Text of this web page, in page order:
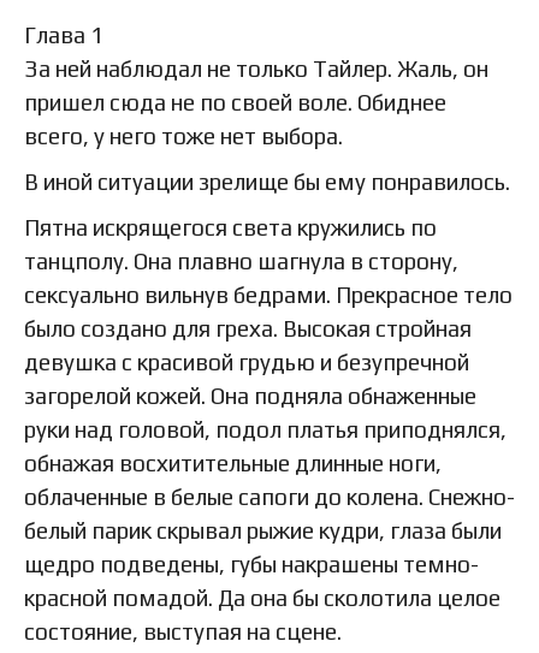
Глава 1
За ней наблюдал не только Тайлер. Жаль, он
пришел сюда не по своей воле. Обиднее
всего, у него тоже нет выбора.
В иной ситуации зрелище бы ему понравилось.
Пятна искрящегося света кружились по
танцполу. Она плавно шагнула в сторону,
сексуально вильнув бедрами. Прекрасное тело
было создано для греха. Высокая стройная
девушка с красивой грудью и безупречной
загорелой кожей. Она подняла обнаженные
руки над головой, подол платья приподнялся,
обнажая восхитительные длинные ноги,
облаченные в белые сапоги до колена. Снежно-
белый парик скрывал рыжие кудри, глаза были
щедро подведены, губы накрашены темно-
красной помадой. Да она бы сколотила целое
состояние, выступая на сцене.